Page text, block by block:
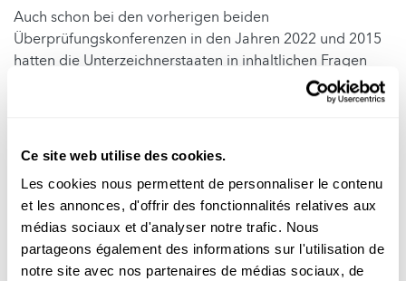
Ce site web utilise des cookies.
Les cookies nous permettent de personnaliser le contenu
et les annonces, d'offrir des fonctionnalités relatives aux
médias sociaux et d'analyser notre trafic. Nous
partageons également des informations sur l'utilisation de
notre site avec nos partenaires de médias sociaux, de
Auch schon bei den vorherigen beiden
Überprüfungskonferenzen in den Jahren 2022 und 2015
hatten die Unterzeichnerstaaten in inhaltlichen Fragen
keine Einigung erzielt. Ungeachtet des erneuten
Scheiterns bei den jetzigen Verhandlungen bleibt der
Dem 1970 in Kraft getretenen Atomwaffensperrvertrag
der Vereinten Nationen, der von den fünf damaligen
Atommächten USA, Sowjetunion, China, Frankreich und
Großbritannien ins Leben gerufen wurde, gehören
mittlerweile rund 190 Staaten an. Das Abkommen
verpflichtet die Unterzeichnerstaaten ohne Atomwaffen,